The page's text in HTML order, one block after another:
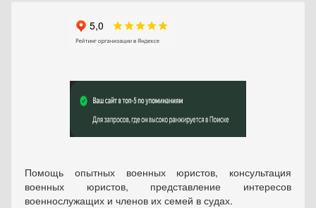
Помощь опытных военных юристов, консультация
военных юристов, представление интересов
военнослужащих и членов их семей в судах.